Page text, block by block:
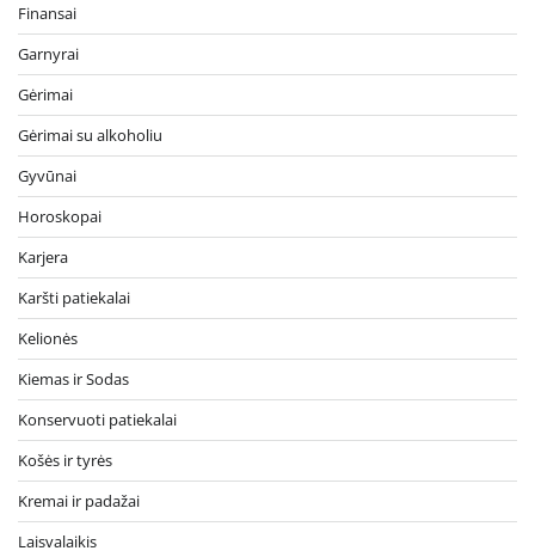
Finansai
Garnyrai
Gėrimai
Gėrimai su alkoholiu
Gyvūnai
Horoskopai
Karjera
Karšti patiekalai
Kelionės
Kiemas ir Sodas
Konservuoti patiekalai
Košės ir tyrės
Kremai ir padažai
Laisvalaikis